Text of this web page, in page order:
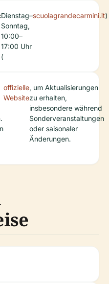
Dienstag–
Sonntag,
10:00–
17:00 Uhr
(
scuolagrandecarmini.it)
offizielle
Website
, um Aktualisierungen
zu erhalten,
insbesondere während
Sonderveranstaltungen
oder saisonaler
Änderungen.